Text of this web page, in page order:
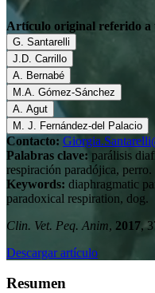
Artículo original referido a
G. Santarelli
J.D. Carrillo
A. Bernabé
M.A. Gómez-Sánchez
A. Agut
M. J. Fernández-del Palacio
Contacto:
Palabras clave: parálisis
respiración paradójica, perro.
Keywords: diaphragmatic
paradoxical respiration, dog.
Clin. Vet. Peq. Anim, 2017,
Descargar artículo
Resumen